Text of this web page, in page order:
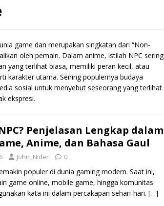
game dan merupakan singkatan dari “Non-
oleh pemain. Dalam anime, istilah NPC sering
yang terlihat biasa, memiliki peran kecil, atau
karakter utama. Seiring populernya budaya
sosial untuk menyebut seseorang yang terlihat
ekspresi.
Penjelasan Lengkap dalam
Anime, dan Bahasa Gaul
John_Nider 0
populer di dunia gaming modern. Saat ini,
game online, mobile game, hingga komunitas
kata ini dalam percakapan sehari-hari. […]